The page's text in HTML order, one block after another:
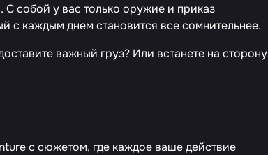
собой у вас только оружие и приказ
с каждым днем становится все сомнительнее.
важный груз? Или встанете на сторону
с сюжетом, где каждое ваше действие